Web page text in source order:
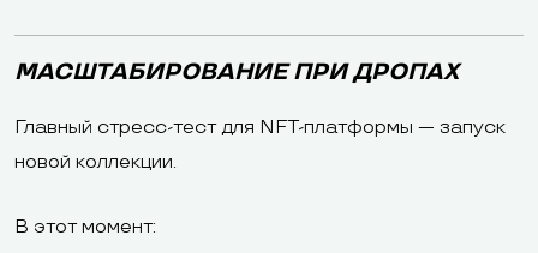
МАСШТАБИРОВАНИЕ ПРИ ДРОПАХ
Главный стресс-тест для NFT-платформы — запуск
новой коллекции.
В этот момент: